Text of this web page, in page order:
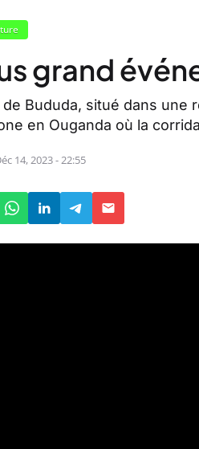
grand
Bududa, situé dans une
en Ouganda où la
14, 2023 - 22:55